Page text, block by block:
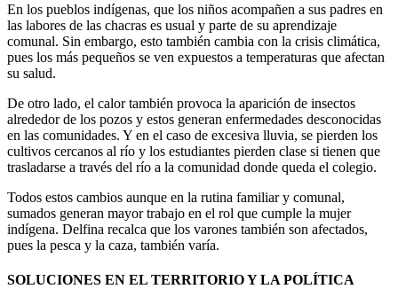
En los pueblos indígenas, que los niños acompañen a sus padres en
las labores de las chacras es usual y parte de su aprendizaje
comunal. Sin embargo, esto también cambia con la crisis climática,
pues los más pequeños se ven expuestos a temperaturas que afectan
su salud.
De otro lado, el calor también provoca la aparición de insectos
alrededor de los pozos y estos generan enfermedades desconocidas
en las comunidades. Y en el caso de excesiva lluvia, se pierden los
cultivos cercanos al río y los estudiantes pierden clase si tienen que
trasladarse a través del río a la comunidad donde queda el colegio.
Todos estos cambios aunque en la rutina familiar y comunal,
sumados generan mayor trabajo en el rol que cumple la mujer
indígena. Delfina recalca que los varones también son afectados,
pues la pesca y la caza, también varía.
SOLUCIONES EN EL TERRITORIO Y LA POLÍTICA